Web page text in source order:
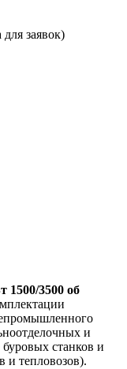
для заявок)
3500 об
и
станков и
и тепловозов).